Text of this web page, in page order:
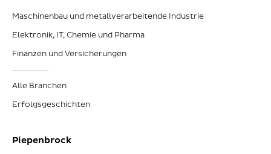
Maschinenbau und metallverarbeitende Industrie
Elektronik, IT, Chemie und Pharma
Finanzen und Versicherungen
Alle Branchen
Erfolgsgeschichten
Piepenbrock